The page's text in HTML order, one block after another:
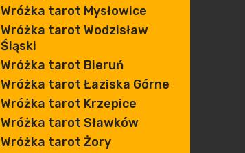
Wróżka tarot Mysłowice
Wróżka tarot Wodzisław
Śląski
Wróżka tarot Bieruń
Wróżka tarot Łaziska Górne
Wróżka tarot Krzepice
Wróżka tarot Sławków
Wróżka tarot Żory